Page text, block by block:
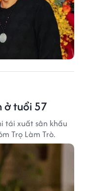
ở tuổi 57
tái xuất sân khấu
Trọ Làm Trò.